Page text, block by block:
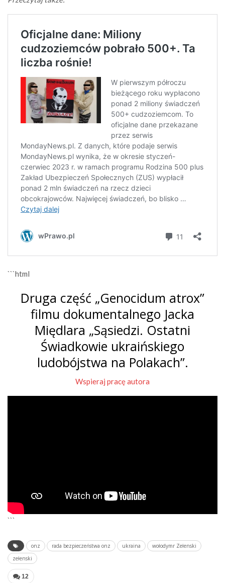
```html
Druga część „Genocidum atrox”
filmu dokumentalnego Jacka
Międlara „Sąsiedzi. Ostatni
Świadkowie ukraińskiego
ludobójstwa na Polakach”.
Wspieraj pracę autora
```
onz rada bezpieczeństwa onz ukraina
wołodymr Zełenski
zełenski
12